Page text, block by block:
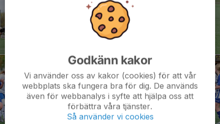
Godkänn kakor
Vi använder oss av kakor (cookies) för att vår
webbplats ska fungera bra för dig. De används
även för webbanalys i syfte att hjälpa oss att
förbättra våra tjänster.
Så använder vi cookies